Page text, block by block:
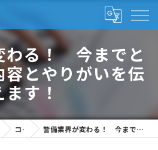
わる！ 今までと
とやりがいを伝
ます！
コラム 警備業界が変わる！ 今までとは違う仕事内容とやりがいを伝えます！